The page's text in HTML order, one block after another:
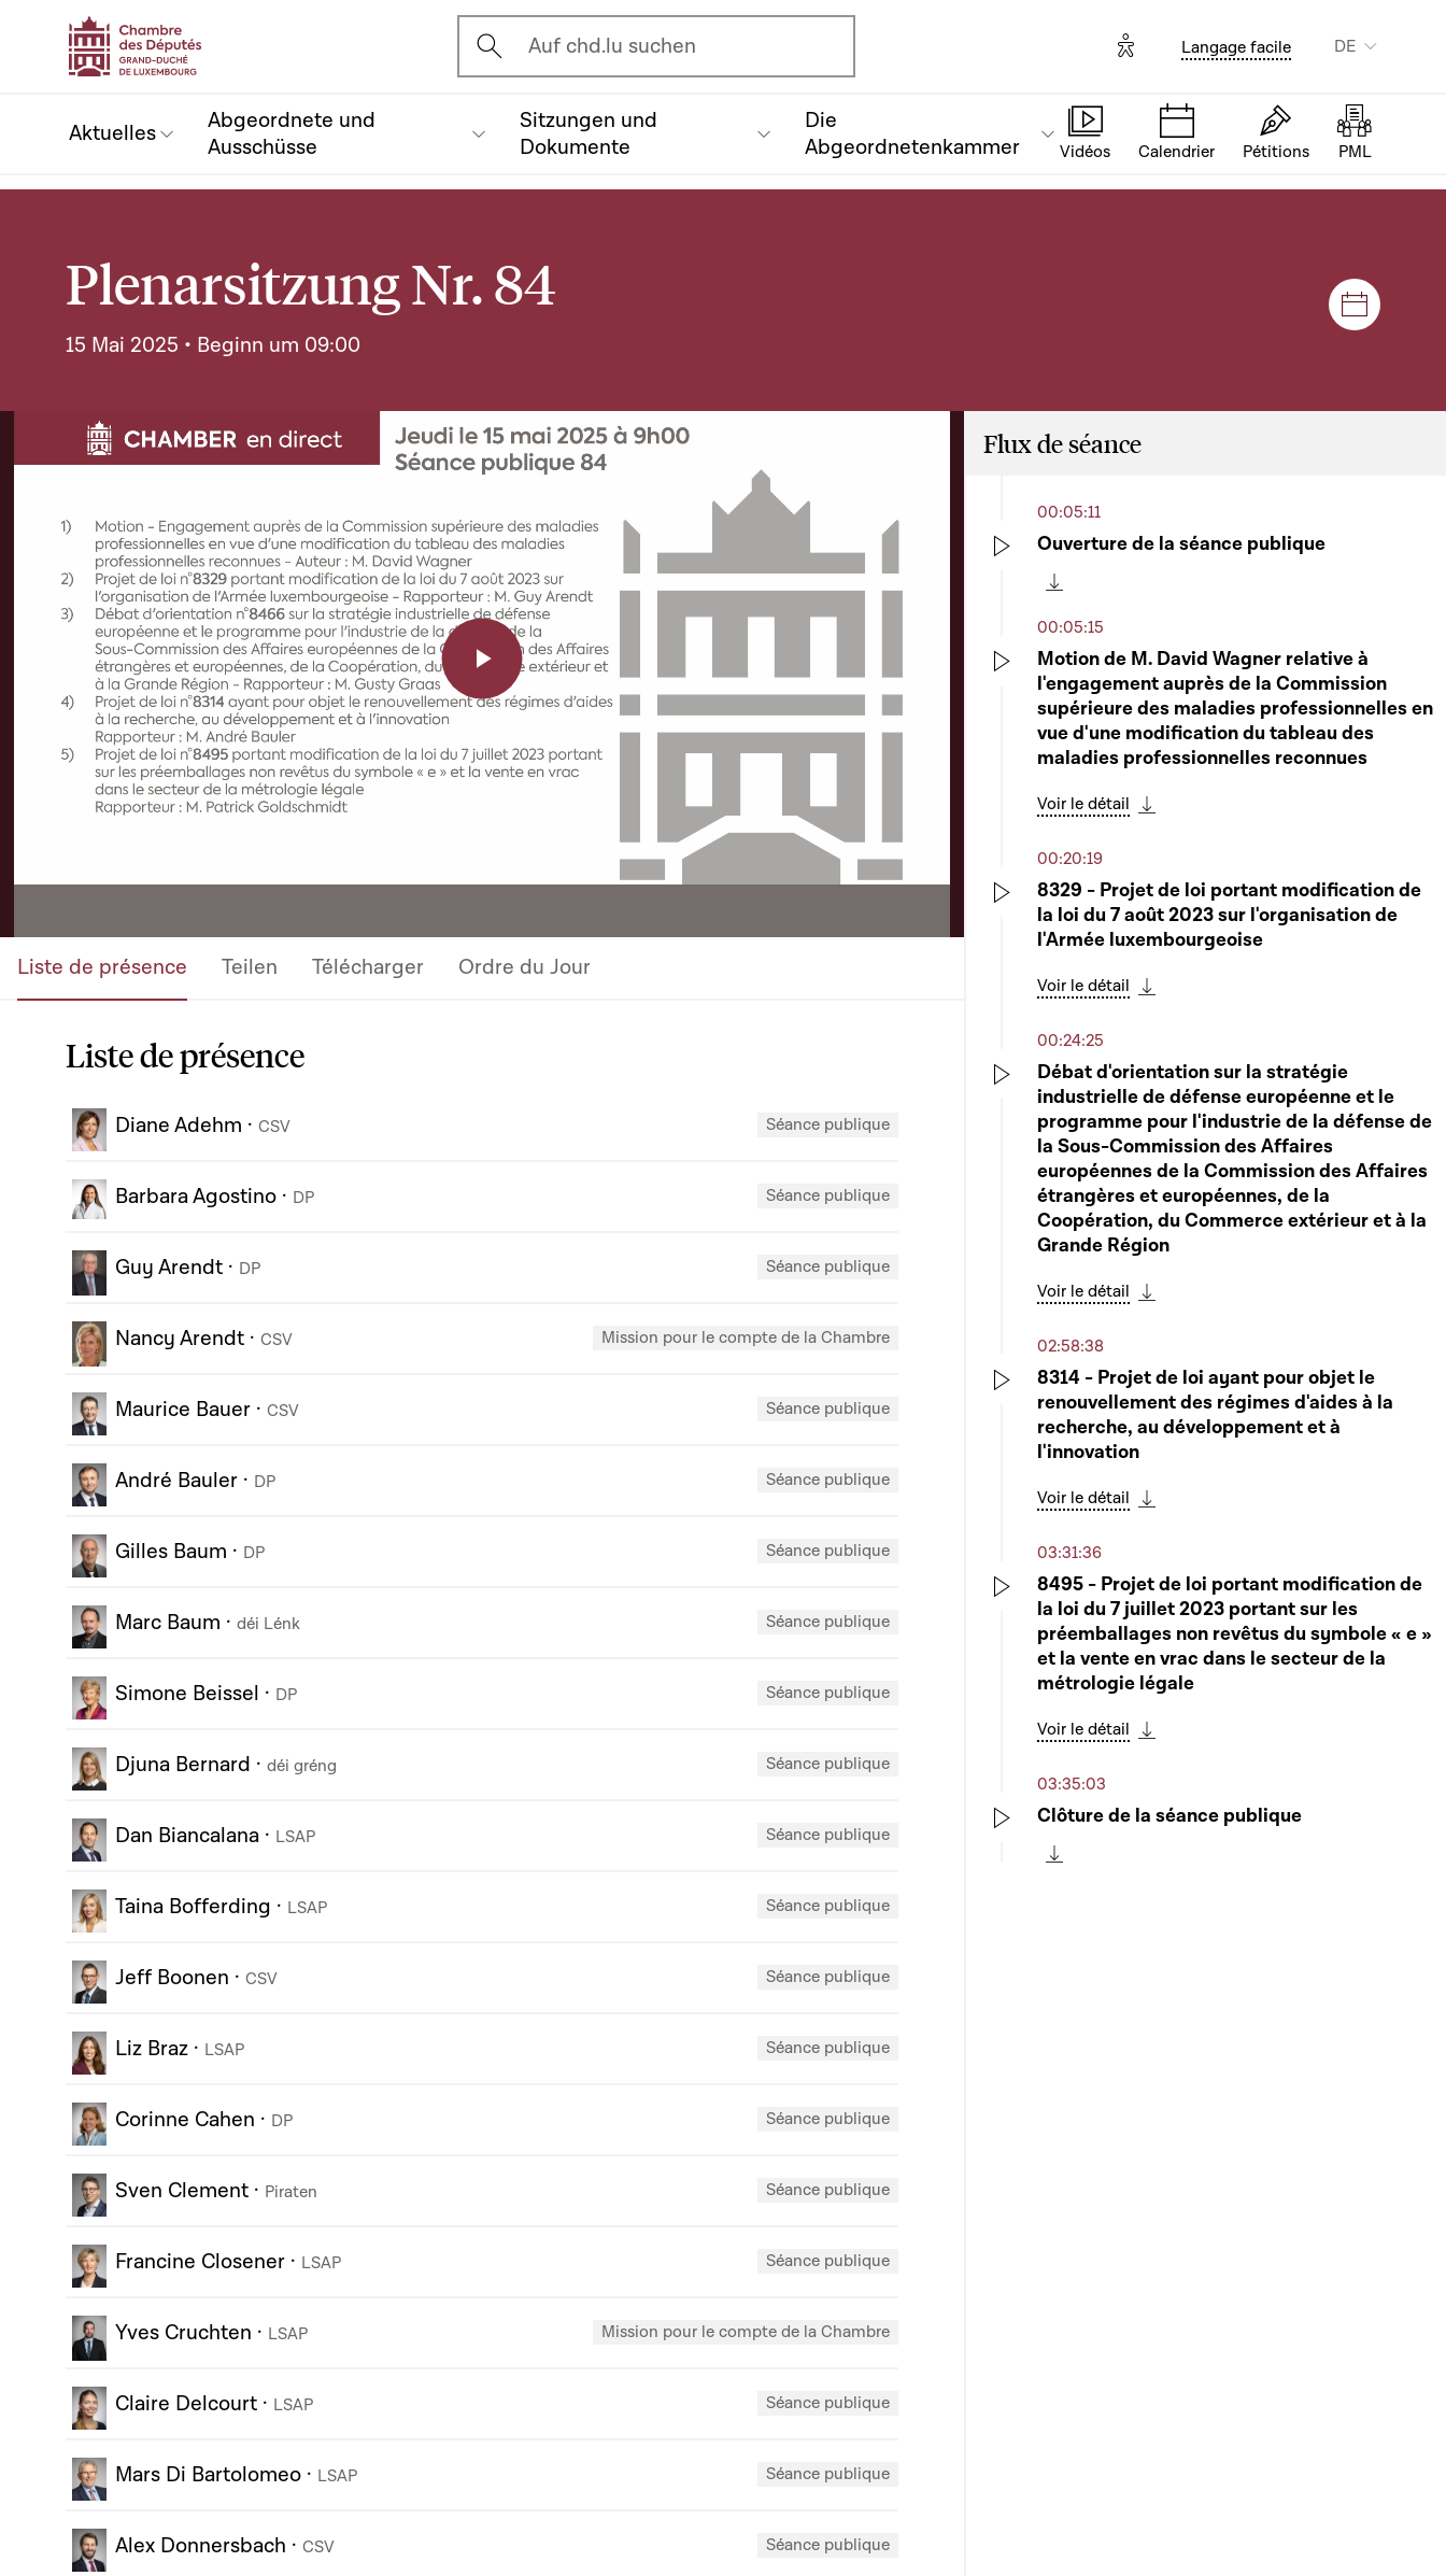
Ouvrir l'écran de recherche
Auf chd.lu suchen Options d'accessibilité
Langage facile DE
Aktuelles
Abgeordnete und
Ausschüsse
Sitzungen und
Dokumente
Die
Abgeordnetenkammer
Vidéos Calendrier Pétitions PML
Plenarsitzung Nr. 84
15 Mai 2025 • Beginn um 09:00
Plenar-
Play
Liste de présence Teilen Télécharger Ordre du Jour
Liste de présence
Diane Adehm · CSV Séance publique
Barbara Agostino · DP Séance publique
Guy Arendt · DP Séance publique
Nancy Arendt · CSV Mission pour le compte de la Chambre
Maurice Bauer · CSV Séance publique
André Bauler · DP Séance publique
Gilles Baum · DP Séance publique
Marc Baum · déi Lénk Séance publique
Simone Beissel · DP Séance publique
Djuna Bernard · déi gréng Séance publique
Dan Biancalana · LSAP Séance publique
Taina Bofferding · LSAP Séance publique
Jeff Boonen · CSV Séance publique
Liz Braz · LSAP Séance publique
Corinne Cahen · DP Séance publique
Sven Clement · Piraten Séance publique
Francine Closener · LSAP Séance publique
Yves Cruchten · LSAP Mission pour le compte de la Chambre
Claire Delcourt · LSAP Séance publique
Mars Di Bartolomeo · LSAP Séance publique
Alex Donnersbach · CSV Séance publique
Flux de séance
00:05:11
Ouverture de la séance publique
00:05:15
Motion de M. David Wagner relative à
l'engagement auprès de la Commission
supérieure des maladies professionnelles en
vue d'une modification du tableau des
maladies professionnelles reconnues
Voir le détail
Play
00:20:19
8329 - Projet de loi portant modification de
la loi du 7 août 2023 sur l'organisation de
l'Armée luxembourgeoise
Voir le détail
Play
00:24:25
Débat d'orientation sur la stratégie
industrielle de défense européenne et le
programme pour l'industrie de la défense de
la Sous-Commission des Affaires
européennes de la Commission des Affaires
étrangères et européennes, de la
Coopération, du Commerce extérieur et à la
Grande Région
Voir le détail
Play
02:58:38
8314 - Projet de loi ayant pour objet le
renouvellement des régimes d'aides à la
recherche, au développement et à
l'innovation
Voir le détail
Play
03:31:36
8495 - Projet de loi portant modification de
la loi du 7 juillet 2023 portant sur les
préemballages non revêtus du symbole « e »
et la vente en vrac dans le secteur de la
métrologie légale
Voir le détail
Play
03:35:03
Clôture de la séance publique